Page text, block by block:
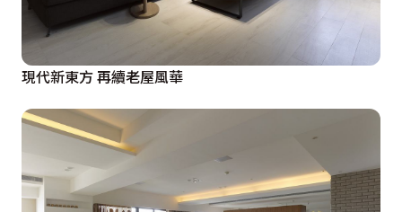
現代新東方 再續老屋風華